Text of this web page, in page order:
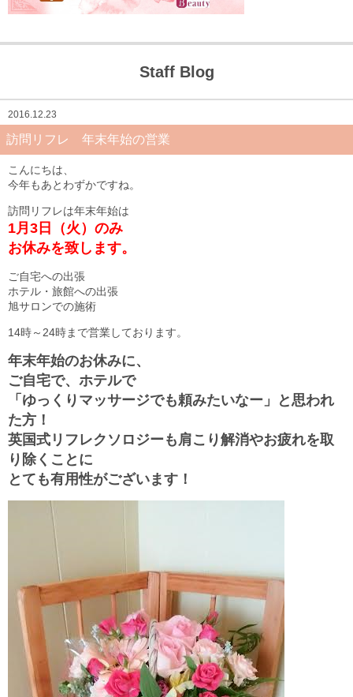
Staff Blog
2016.12.23
訪問リフレ 年末年始の営業
こんにちは、
今年もあとわずかですね。
訪問リフレは年末年始は
1月3日（火）のみ
お休みを致します。
ご自宅への出張
ホテル・旅館への出張
旭サロンでの施術
14時～24時まで営業しております。
年末年始のお休みに、
ご自宅で、ホテルで
「ゆっくりマッサージでも頼みたいなー」と思われ
た方！
英国式リフレクソロジーも肩こり解消やお疲れを取
り除くことに
とても有用性がございます！